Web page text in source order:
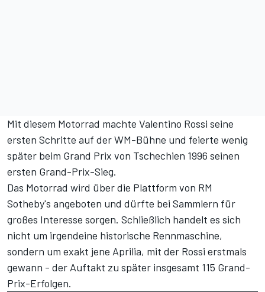
Mit diesem Motorrad machte Valentino Rossi seine
ersten Schritte auf der WM-Bühne und feierte wenig
später beim Grand Prix von Tschechien 1996 seinen
ersten Grand-Prix-Sieg.
Das Motorrad wird über die Plattform von RM
Sotheby's angeboten und dürfte bei Sammlern für
großes Interesse sorgen. Schließlich handelt es sich
nicht um irgendeine historische Rennmaschine,
sondern um exakt jene Aprilia, mit der Rossi erstmals
gewann - der Auftakt zu später insgesamt 115 Grand-
Prix-Erfolgen.